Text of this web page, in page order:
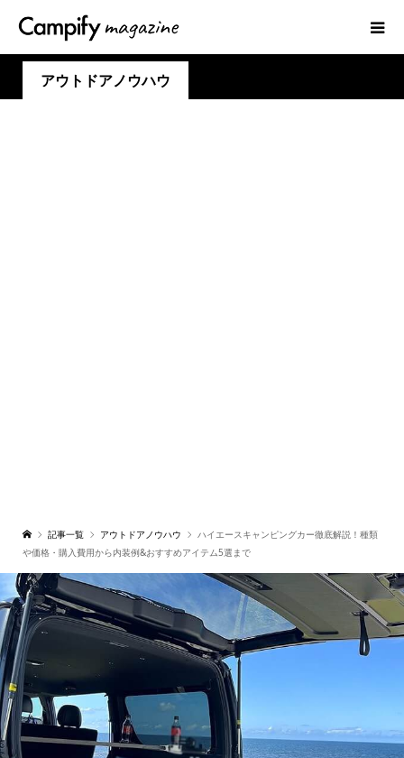
アウトドアノウハウ
記事一覧 アウトドアノウハウ
ハイエースキャンピングカー徹底解説！種類
や価格・購入費用から内装例&おすすめアイテム5選まで